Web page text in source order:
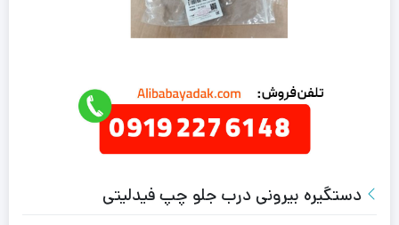
دستگیره بیرونی درب جلو چپ فیدلیتی